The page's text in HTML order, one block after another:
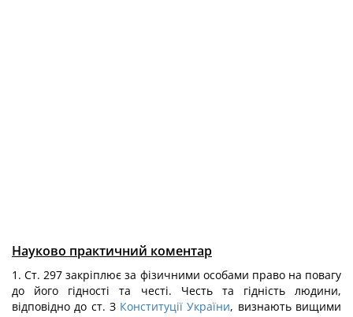
Науково практичний коментар
1. Ст. 297 закріплює за фізичними особами право на повагу
до його гідності та честі. Честь та гідність людини,
відповідно до ст. З Конституції України, визнають вищими